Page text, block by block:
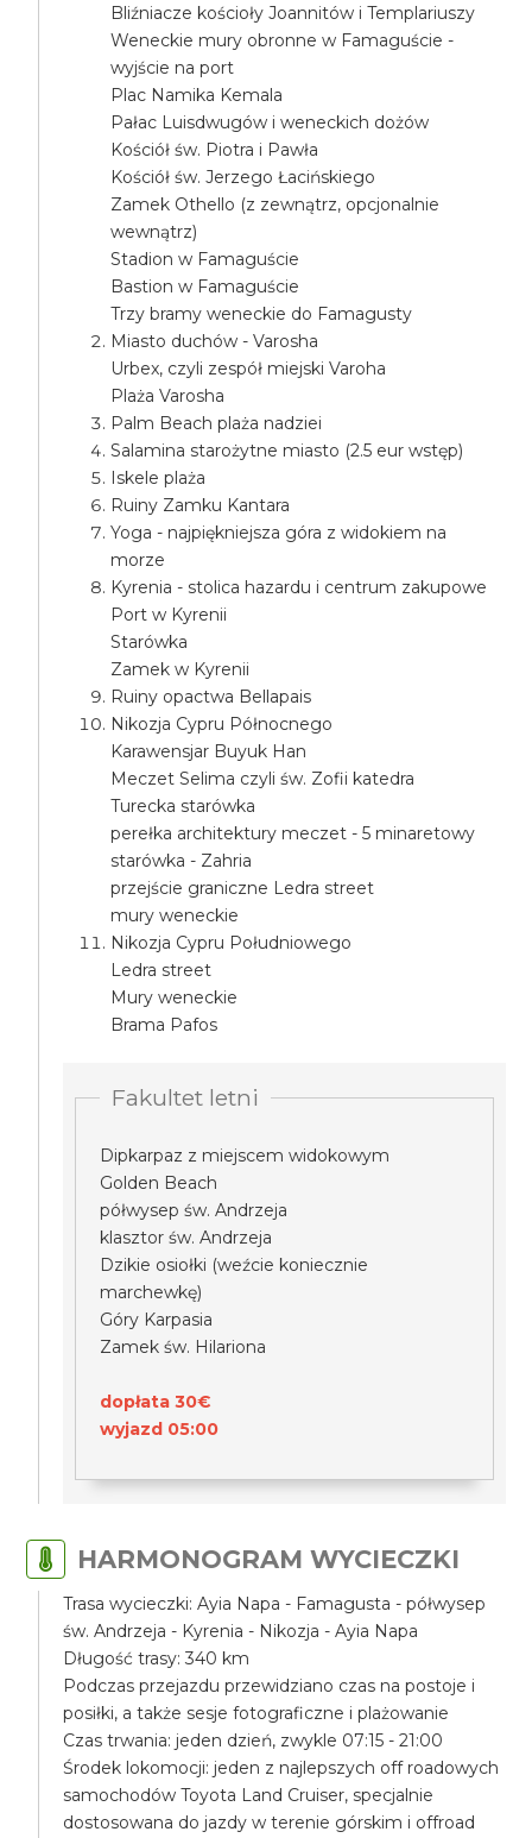
Bliźniacze kościoły Joannitów i Templariuszy
Weneckie mury obronne w Famaguście -
wyjście na port
Plac Namika Kemala
Pałac Luisdwugów i weneckich dożów
Kościół św. Piotra i Pawła
Kościół św. Jerzego Łacińskiego
Zamek Othello (z zewnątrz, opcjonalnie
wewnątrz)
Stadion w Famaguście
Bastion w Famaguście
Trzy bramy weneckie do Famagusty
Miasto duchów - Varosha
Urbex, czyli zespół miejski Varoha
Plaża Varosha
Palm Beach plaża nadziei
Salamina starożytne miasto (2.5 eur wstęp)
Iskele plaża
Ruiny Zamku Kantara
Yoga - najpiękniejsza góra z widokiem na
morze
Kyrenia - stolica hazardu i centrum zakupowe
Port w Kyrenii
Starówka
Zamek w Kyrenii
Ruiny opactwa Bellapais
Nikozja Cypru Północnego
Karawensjar Buyuk Han
Meczet Selima czyli św. Zofii katedra
Turecka starówka
perełka architektury meczet - 5 minaretowy
starówka - Zahria
przejście graniczne Ledra street
mury weneckie
Nikozja Cypru Południowego
Ledra street
Mury weneckie
Brama Pafos
Fakultet letni
Dipkarpaz z miejscem widokowym
Golden Beach
półwysep św. Andrzeja
klasztor św. Andrzeja
Dzikie osiołki (weźcie koniecznie
marchewkę)
Góry Karpasia
Zamek św. Hilariona
dopłata 30€
wyjazd 05:00
HARMONOGRAM WYCIECZKI
Trasa wycieczki: Ayia Napa - Famagusta - półwysep
św. Andrzeja - Kyrenia - Nikozja - Ayia Napa
Długość trasy: 340 km
Podczas przejazdu przewidziano czas na postoje i
posiłki, a także sesje fotograficzne i plażowanie
Czas trwania: jeden dzień, zwykle 07:15 - 21:00
Środek lokomocji: jeden z najlepszych off roadowych
samochodów Toyota Land Cruiser, specjalnie
dostosowana do jazdy w terenie górskim i offroad